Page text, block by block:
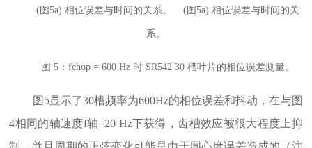
(图5a) 相位误差与时间的关系。 (图5a) 相位误差与时间的关
系。
图 5：fchop = 600 Hz 时 SR542 30 槽叶片的相位误差测量。
图5显示了30槽频率为600Hz的相位误差和抖动，在与图
4相同的轴速度f轴=20 Hz下获得，齿槽效应被很大程度上抑